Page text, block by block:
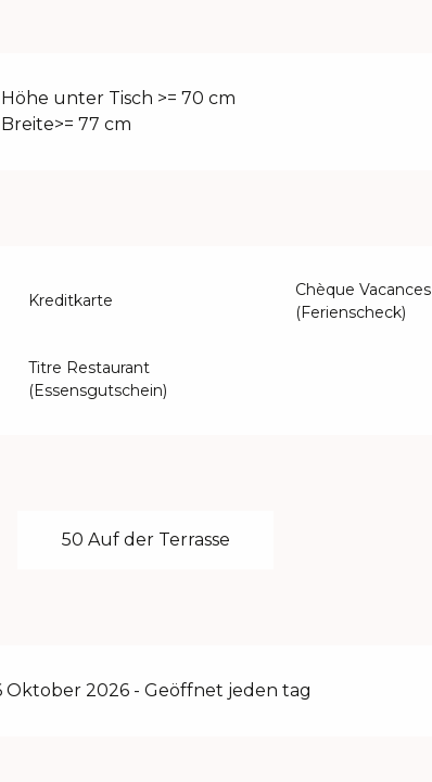
Höhe unter Tisch >= 70 cm
Breite>= 77 cm
Kreditkarte
Chèque Vacances
(Ferienscheck)
Titre Restaurant
(Essensgutschein)
50 Auf der Terrasse
Oktober 2026 - Geöffnet jeden tag